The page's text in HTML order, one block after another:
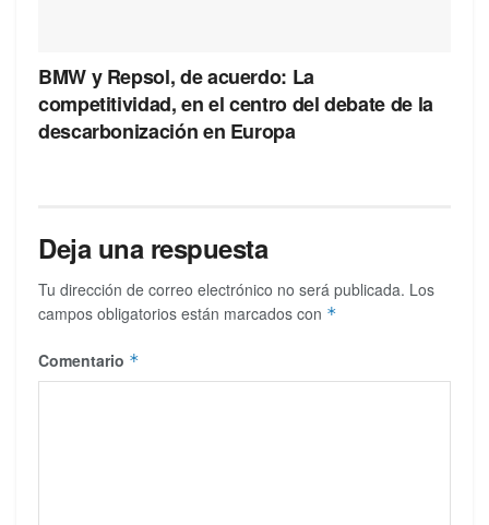
BMW y Repsol, de acuerdo: La
competitividad, en el centro del debate de la
descarbonización en Europa
Deja una respuesta
Tu dirección de correo electrónico no será publicada. Los
campos obligatorios están marcados con *
Comentario *